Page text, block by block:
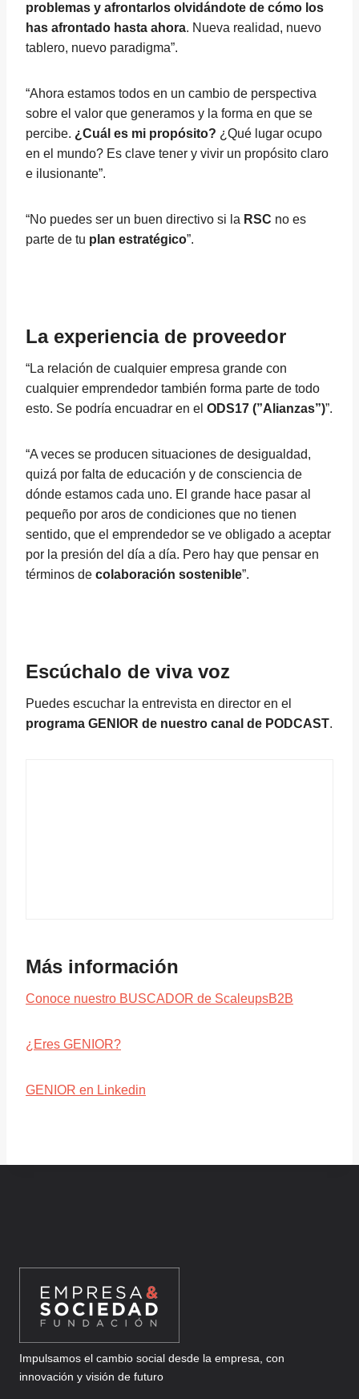
problemas y afrontarlos olvidándote de cómo los
has afrontado hasta ahora. Nueva realidad, nuevo
tablero, nuevo paradigma”.
“Ahora estamos todos en un cambio de perspectiva
sobre el valor que generamos y la forma en que se
percibe. ¿Cuál es mi propósito? ¿Qué lugar ocupo
en el mundo? Es clave tener y vivir un propósito claro
e ilusionante”.
“No puedes ser un buen directivo si la RSC no es
parte de tu plan estratégico”.
La experiencia de proveedor
“La relación de cualquier empresa grande con
cualquier emprendedor también forma parte de todo
esto. Se podría encuadrar en el ODS17 (”Alianzas”)”.
“A veces se producen situaciones de desigualdad,
quizá por falta de educación y de consciencia de
dónde estamos cada uno. El grande hace pasar al
pequeño por aros de condiciones que no tienen
sentido, que el emprendedor se ve obligado a aceptar
por la presión del día a día. Pero hay que pensar en
términos de colaboración sostenible”.
Escúchalo de viva voz
Puedes escuchar la entrevista en director en el
programa GENIOR de nuestro canal de PODCAST.
Más información
Conoce nuestro BUSCADOR de ScaleupsB2B
¿Eres GENIOR?
GENIOR en Linkedin
Impulsamos el cambio social desde la empresa, con
innovación y visión de futuro